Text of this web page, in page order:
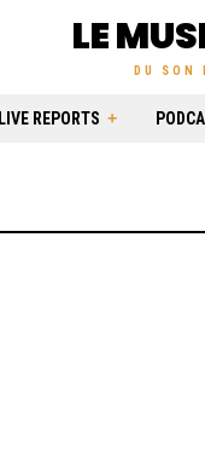
LE
DU SON
LIVE REPORTS